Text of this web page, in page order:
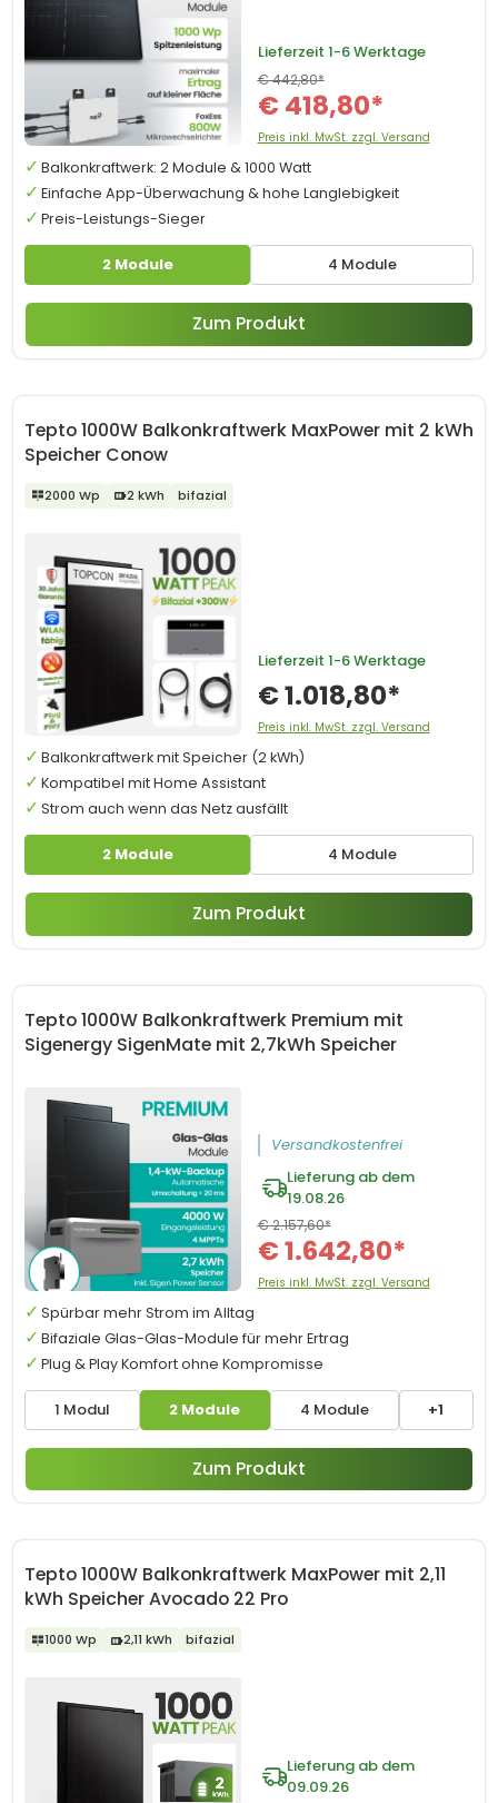
2 Module 4 Module
Lieferzeit 1-6 Werktage
€ 418,80*
€ 442,80*
Preis inkl. MwSt. zzgl. Versand
Balkonkraftwerk: 2 Module & 1000 Watt
Einfache App-Überwachung & hohe Langlebigkeit
Preis-Leistungs-Sieger
Zum Produkt
Tepto 1000W Balkonkraftwerk MaxPower mit 2 kWh
Speicher Conow
2000 Wp 2 kWh bifazial
2 Module 4 Module
Lieferzeit 1-6 Werktage
€ 1.018,80*
Preis inkl. MwSt. zzgl. Versand
Balkonkraftwerk mit Speicher (2 kWh)
Kompatibel mit Home Assistant
Strom auch wenn das Netz ausfällt
Zum Produkt
Tepto 1000W Balkonkraftwerk Premium mit
Sigenergy SigenMate mit 2,7kWh Speicher
1 Modul 2 Module 4 Module +1
Versandkostenfrei
Lieferung ab dem
19.08.26
€ 1.642,80*
€ 2.157,60*
Preis inkl. MwSt. zzgl. Versand
Spürbar mehr Strom im Alltag
Bifaziale Glas-Glas-Module für mehr Ertrag
Plug & Play Komfort ohne Kompromisse
Zum Produkt
Tepto 1000W Balkonkraftwerk MaxPower mit 2,11
kWh Speicher Avocado 22 Pro
1000 Wp 2,11 kWh bifazial
Lieferung ab dem
09.09.26